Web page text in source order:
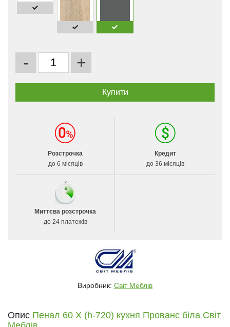
- +
Розстрочка
до 6 місяців
Кредит
до 36 місяців
Миттєва розстрочка
до 24 платежів
Виробник: Світ Меблів
Опис Пенал 60 Х (h-720) кухня Прованс біла Світ